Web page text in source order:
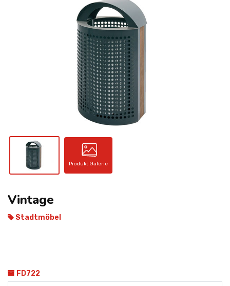
Produkt Galerie
Vintage
Stadtmöbel
FD722